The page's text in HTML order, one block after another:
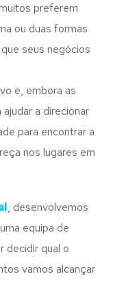
preferem
ou duas formas
seus negócios
e, embora as
a direcionar
para encontrar a
nos lugares em
, desenvolvemos
equipa de
decidir qual o
vamos alcançar